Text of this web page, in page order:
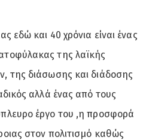
εδώ και 40 χρόνια είναι ένας
της λαϊκής
της διάσωσης και διάδοσης
αλλά ένας από τους
έργο του ,η προσφορά
στον πολιτισμό καθώς